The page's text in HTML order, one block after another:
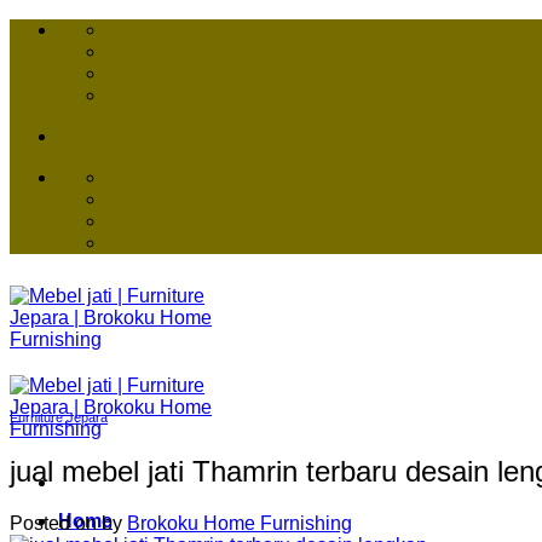
Skip
Home
Furniture Jepara
jual mebel jati Thamrin terbaru desain
Posted onby Brokoku Home Furnishing